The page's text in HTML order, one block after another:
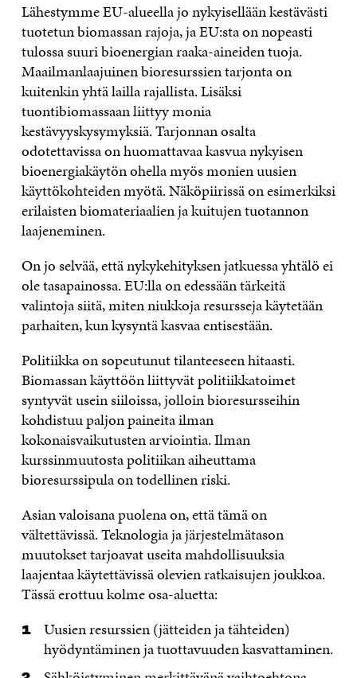
Lähestymme EU-alueella jo nykyisellään kestävästi
tuotetun biomassan rajoja, ja EU:sta on nopeasti
tulossa suuri bioenergian raaka-aineiden tuoja.
Maailmanlaajuinen bioresurssien tarjonta on
kuitenkin yhtä lailla rajallista. Lisäksi
tuontibiomassaan liittyy monia
kestävyyskysymyksiä. Tarjonnan osalta
odotettavissa on huomattavaa kasvua nykyisen
bioenergiakäytön ohella myös monien uusien
käyttökohteiden myötä. Näköpiirissä on esimerkiksi
erilaisten biomateriaalien ja kuitujen tuotannon
laajeneminen.
On jo selvää, että nykykehityksen jatkuessa yhtälö ei
ole tasapainossa. EU:lla on edessään tärkeitä
valintoja siitä, miten niukkoja resursseja käytetään
parhaiten, kun kysyntä kasvaa entisestään.
Politiikka on sopeutunut tilanteeseen hitaasti.
Biomassan käyttöön liittyvät politiikkatoimet
syntyvät usein siiloissa, jolloin bioresursseihin
kohdistuu paljon paineita ilman
kokonaisvaikutusten arviointia. Ilman
kurssinmuutosta politiikan aiheuttama
bioresurssipula on todellinen riski.
Asian valoisana puolena on, että tämä on
vältettävissä. Teknologia ja järjestelmätason
muutokset tarjoavat useita mahdollisuuksia
laajentaa käytettävissä olevien ratkaisujen joukkoa.
Tässä erottuu kolme osa-aluetta:
Uusien resurssien (jätteiden ja tähteiden)
hyödyntäminen ja tuottavuuden kasvattaminen.